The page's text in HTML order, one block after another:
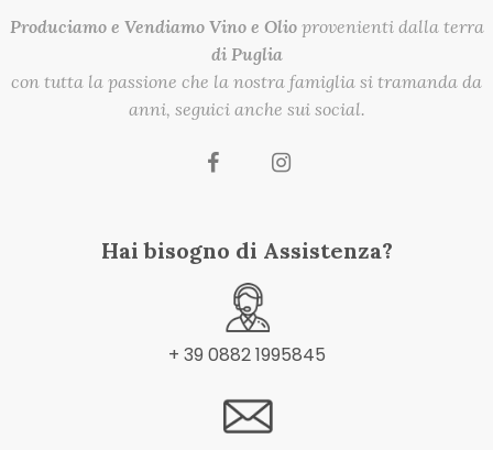
Produciamo e Vendiamo Vino e Olioprovenienti dalla terra
di Puglia
con tutta la passione che la nostra famiglia si tramanda da
anni, seguici anche sui social.
Hai bisogno di Assistenza?
+ 39 0882 1995845